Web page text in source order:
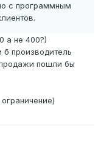
с программным
а не 400?)
б производитель
пошли бы